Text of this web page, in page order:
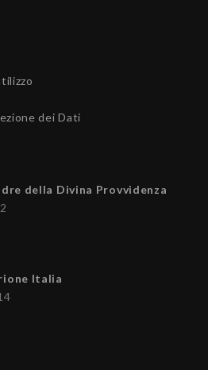
dei Dati
della Divina Provvidenza
Italia